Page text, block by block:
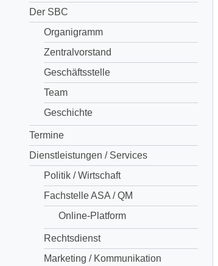
Der SBC
Organigramm
Zentralvorstand
Geschäftsstelle
Team
Geschichte
Termine
Dienstleistungen / Services
Politik / Wirtschaft
Fachstelle ASA / QM
Online-Platform
Rechtsdienst
Marketing / Kommunikation